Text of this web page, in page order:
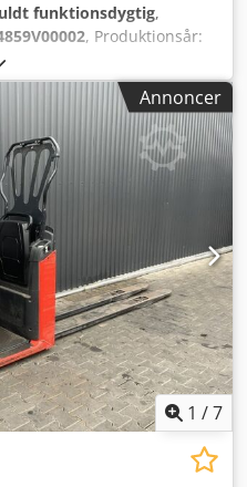
funktionsdygtig,
, Produktionsår:
elektrisk,
2.180 mm,
, Stabler med
Ejrf Chassisnummer:
Stand: Istandsat uden
Volt: 24V Batteri Ah:
Linde N20D Nr.:
468 Maskinen er visuelt i
Oplader fås på
og mellemsalg. Hvis du ikke
kontakt os – vi har et stort
Annoncer
1 /7